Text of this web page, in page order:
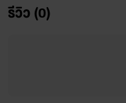
รีวิว (0)